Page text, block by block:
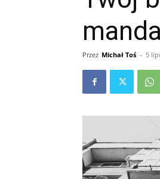
Przez Michał Toś - 5